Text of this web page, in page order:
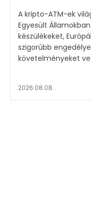
A kripto-ATM-ek
Egyesült
készülékeket,
szigorúbb
2026.08.08.